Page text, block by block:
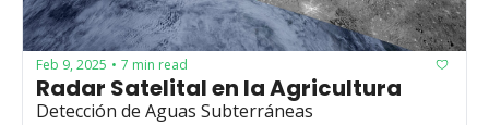
Feb 9, 2025 • 7 min read
Radar Satelital en la Agricultura
Detección de Aguas Subterráneas